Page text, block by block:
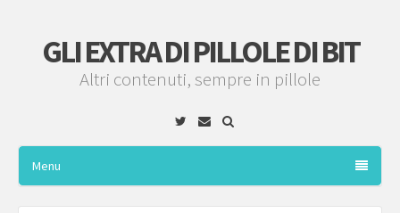
GLI EXTRA DI PILLOLE DI BIT
Altri contenuti, sempre in pillole
TwitterEmail
Menu